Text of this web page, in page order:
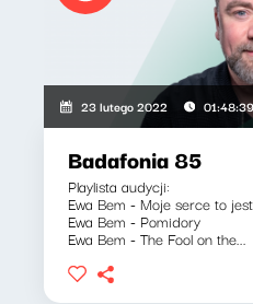
23 lutego 2022 01:48:39
Badafonia 85
Playlista audycji:
Ewa Bem - Moje serce to
Ewa Bem - Pomidory
Ewa Bem - The Fool on the...